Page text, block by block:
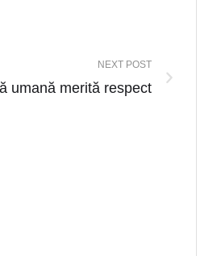
NEXT POST
umană merită respect